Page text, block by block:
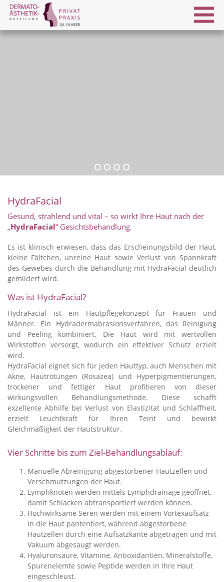
HydraFacial
Gesund, strahlend und vital – so wirkt Ihre Haut nach der
„HydraFacial“ Gesichtsbehandlung.
Es ist klinisch erwiesen, dass das Erscheinungsbild der Haut,
kleine Fältchen, unreine Haut sowie Verlust von Spannkraft
des Gewebes durch die Behandlung mit HydraFacial deutlich
gemildert wird.
Was ist HydraFacial?
HydraFacial ist ein Hautpflegekonzept für Frauen und
Männer. Ein Hydradermabrasionsverfahren, das Reinigung
und Peeling kombiniert. Die Haut wird mit wertvollen
Wirkstoffen versorgt, wodurch ein effektiver Schutz erzielt
wird.
HydraFacial eignet sich für jeden Hauttyp, auch Menschen mit
Akne, Hautrötungen (Rosazea) und Hyperpigmentierungen,
trockener und fettiger Haut profitieren von dieser
wirkungsvollen Behandlungsmethode. Diese schafft
exzellente Abhilfe bei Verlust von Elastizität und Schlaffheit,
erzielt Leuchtkraft für Ihren Teint und bewirkt
Gleichmäßigkeit der Hautstruktur.
Vier Schritte bis zum Ziel-Behandlungsablauf:
Manuelle Abreinigung abgestorbener Hautzellen und
Verschmutzungen der Haut.
Lymphknoten werden mittels Lymphdrainage geöffnet,
damit Schlacken abtransportiert werden können.
Hochwirksame Seren werden mit einem Vortexaufsatz
in die Haut pantentiert, während abgestorbene
Hautzellen durch eine Aufsatzkante abgetragen und mit
Vakuum abgesaugt werden.
Hyaluronsäure, Vitamine, Antioxidantien, Mineralstoffe,
Spurenelemte sowie Peptide werden in Ihre Haut
eingeschleust.